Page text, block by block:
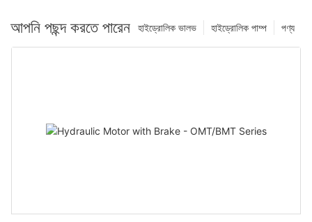
আপনি পছন্দ করতে পারেন পণ্য
হাইড্রোলিক পাম্প
হাইড্রোলিক ভালভ